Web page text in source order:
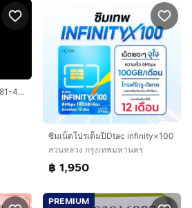
ซิมเบอร์สวยจำง่าย คู่เลขดี 081-423-2824
ซิมเน็ตโปรเต็มปีDtac infinity×100
สวนหลวง กรุงเทพมหานคร
฿ 1,950
PREMIUM